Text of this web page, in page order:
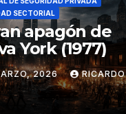
SECTORIAL
apagón de
York (1977)
2026 RICARDO